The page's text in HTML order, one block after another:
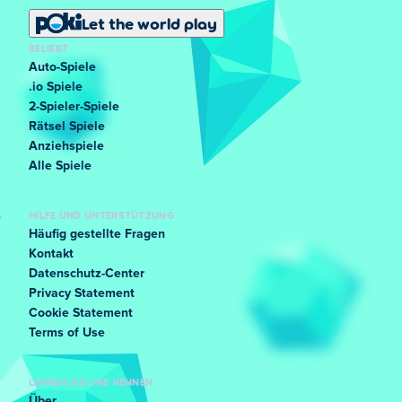
Let the world play
BELIEBT
Auto-Spiele
.io Spiele
2-Spieler-Spiele
Rätsel Spiele
Anziehspiele
Alle Spiele
HILFE UND UNTERSTÜTZUNG
Häufig gestellte Fragen
Kontakt
Datenschutz-Center
Privacy Statement
Cookie Statement
Terms of Use
LERNEN SIE UNS KENNEN